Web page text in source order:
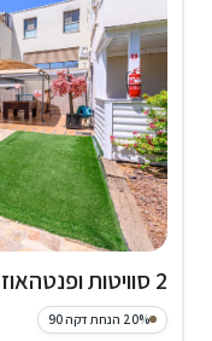
2 סוויטות ופנטהאוז בחד נס
20% הנחת דקה 90